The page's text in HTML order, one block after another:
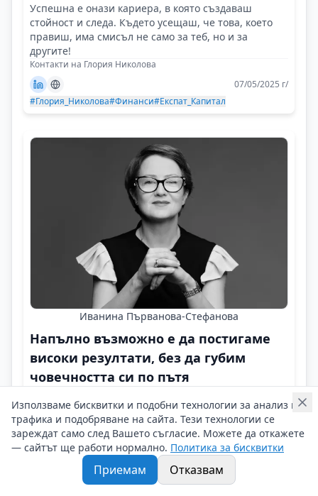
Успешна е онази кариера, в която създаваш
стойност и следа. Където усещаш, че това, което
правиш, има смисъл не само за теб, но и за
другите!
Контакти на Глория Николова
07/05/2025 г/
#Глория_Николова#Финанси#Експат_Капитал
Иванина Първанова-Стефанова
Напълно възможно е да постигаме
високи резултати, без да губим
човечността си по пътя
Кариерни съвети
Кариерата не е състезание, а личен път –
изпълнен с избори, устойчивост, растеж!
Контакти на Иванина Първанова-Стефанова
Използваме бисквитки и подобни технологии за анализ на
трафика и подобряване на сайта. Тези технологии се
зареждат само след Вашето съгласие. Можете да откажете
— сайтът ще работи нормално. Политика за бисквитки
Приемам Отказвам